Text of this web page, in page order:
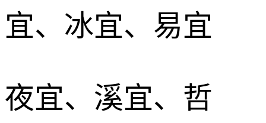
宜、冰宜、易宜
夜宜、溪宜、哲